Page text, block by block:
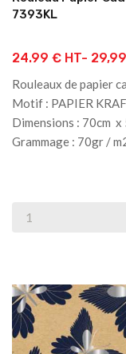
7393KL
24.99 € HT-
Rouleaux de papier
Motif : PAPIER
Dimensions : 70cm x
Grammage : 70gr /